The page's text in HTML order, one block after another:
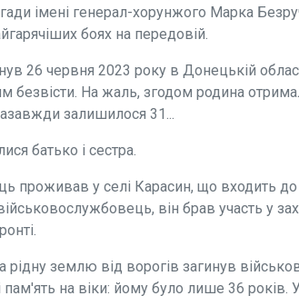
імені генерал-хорунжого Марка
боях на передовій.
26 червня 2023 року в Донецькій
безвісти. На жаль, згодом родина
залишилося 31...
батько і сестра.
проживав у селі Карасин, що входить до
він брав участь у
рідну землю від ворогів загинув
на віки: йому було лише 36 років.